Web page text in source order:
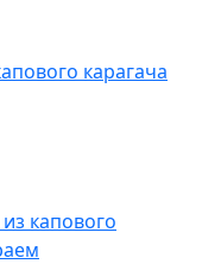
карагача